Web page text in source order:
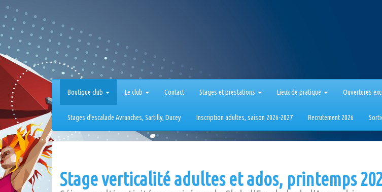
Aller
au
contenu
Boutique club Le club Contact Stages et prestations Lieux de pratique Ouvertures
Stages d’escalade Avranches, Sartilly, Ducey Inscription adultes, saison 2026-2027 Recrutement 2026
Stage verticalité adultes et ados, printemps